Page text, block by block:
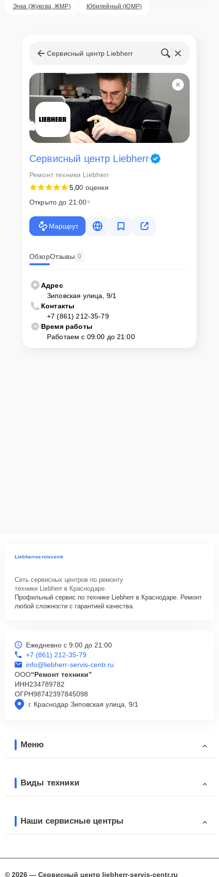
ответственность за сохранность техники и безопасность личных
горячей линии: +7 (861) 212-35-79. Наши специалисты оперативно
проконсультируют по всем необходимым вопросам, запишут на
диагностику, подскажут с вариантами курьерской доставки или
оформят выезд мастера в удобное время и место.
Энка (Жукова, ЖМР) Юбилейный (ЮМР)
Сервисный центр Liebherr
Сервисный центр Liebherr
Ремонт техники Liebherr
5,00 оценки
Открыто до 21:00
Маршрут
ОбзорОтзывы 0
Адрес
Зиповская улица, 9/1
Контакты
+7 (861) 212-35-79
Время работы
Работаем с 09:00 до 21:00
Liebherrserviscentr
Сеть сервисных центров по ремонту
техники Liebherr в Краснодаре.
Профильный сервис по технике Liebherr в Краснодаре. Ремонт
любой сложности с гарантией качества.
г. Краснодар Зиповская улица, 9/1
Ежедневно с 9:00 до 21:00
+7 (861) 212-35-79
info@liebherr-servis-centr.ru
ООО“Ремонт техники”
ИНН234789782
ОГРН98742397845098
Меню
Виды техники
Наши сервисные центры
© 2026 — Сервисный центр liebherr-servis-centr.ru